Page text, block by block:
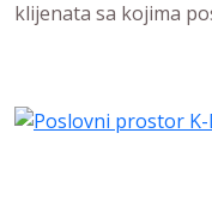
klijenata sa kojima